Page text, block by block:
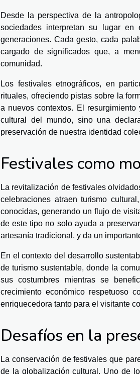
Desde la perspectiva de la
sociedades interpretan su lugar
generaciones. Cada gesto, cada
cargado de significados que, a
comunidad.
Los festivales etnográficos, en
rituales, ofreciendo pistas sobre la
a nuevos contextos. El
cultural del mundo, sino una
preservación de nuestra identidad
Festivales como
La revitalización de festivales
celebraciones atraen turismo
conocidas, generando un flujo de
de este tipo no solo ayuda a
artesanía tradicional, y da un
En el contexto del desarrollo
de turismo sustentable, donde la
sus costumbres mientras se
crecimiento económico respetuoso
enriquecedora tanto para el visitante
Desafíos en la
La conservación de festivales que
de la globalización cultural. Uno de